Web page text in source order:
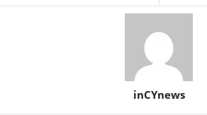
inCYnews